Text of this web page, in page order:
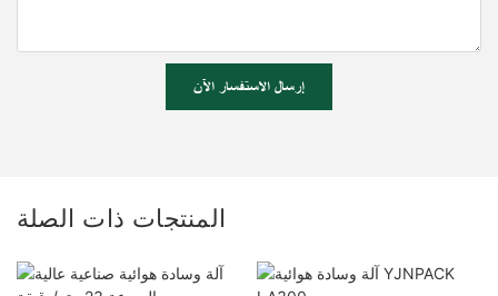
إرسال الاستفسار الآن
المنتجات ذات الصلة